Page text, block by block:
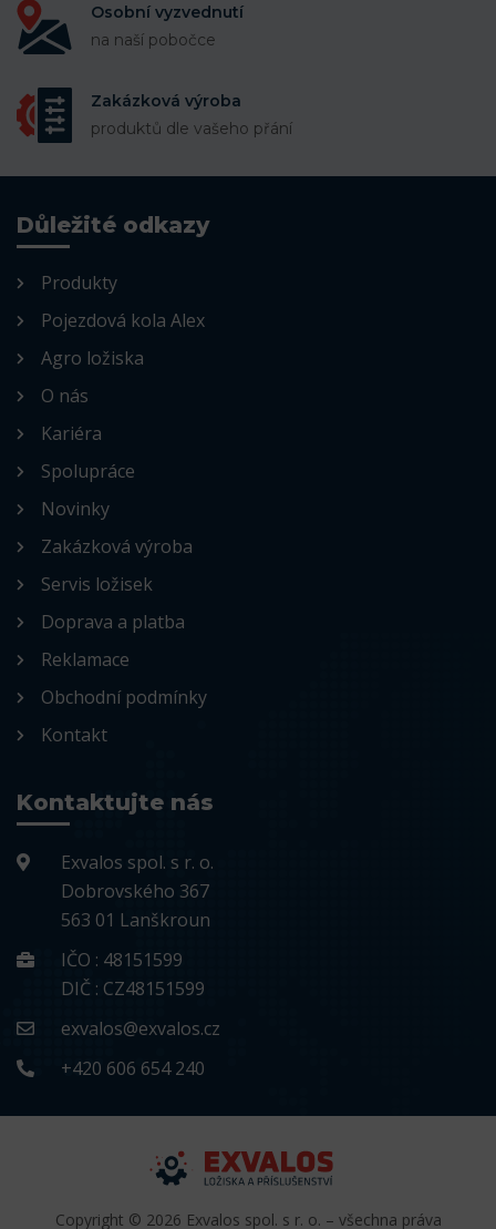
Osobní vyzvednutí
na naší pobočce
Zakázková výroba
produktů dle vašeho přání
Důležité odkazy
Produkty
Pojezdová kola Alex
Agro ložiska
O nás
Kariéra
Spolupráce
Novinky
Zakázková výroba
Servis ložisek
Doprava a platba
Reklamace
Obchodní podmínky
Kontakt
Kontaktujte nás
Exvalos spol. s r. o.
Dobrovského 367
563 01 Lanškroun
IČO : 48151599
DIČ : CZ48151599
exvalos@exvalos.cz
+420 606 654 240
Copyright © 2026 Exvalos spol. s r. o. – všechna práva